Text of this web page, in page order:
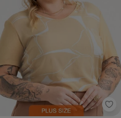
Glam - Blusa Feminina